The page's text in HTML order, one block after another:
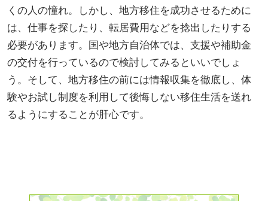
くの人の憧れ。しかし、地方移住を成功させるために
は、仕事を探したり、転居費用などを捻出したりする
必要があります。国や地方自治体では、支援や補助金
の交付を行っているので検討してみるといいでしょ
う。そして、地方移住の前には情報収集を徹底し、体
験やお試し制度を利用して後悔しない移住生活を送れ
るようにすることが肝心です。